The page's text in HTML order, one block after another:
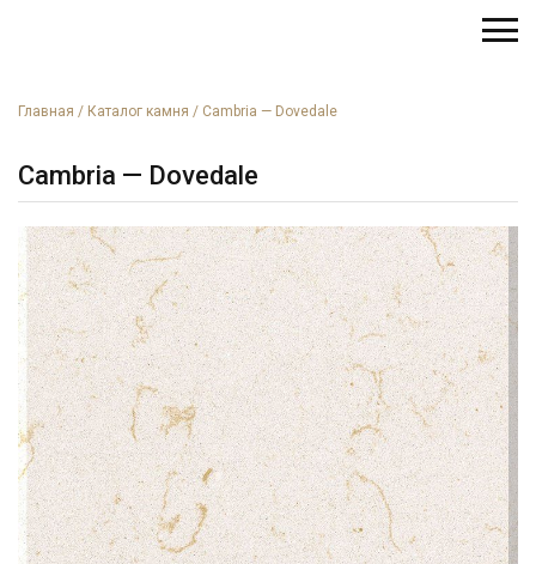
Главная / Каталог камня / Cambria — Dovedale
Cambria — Dovedale